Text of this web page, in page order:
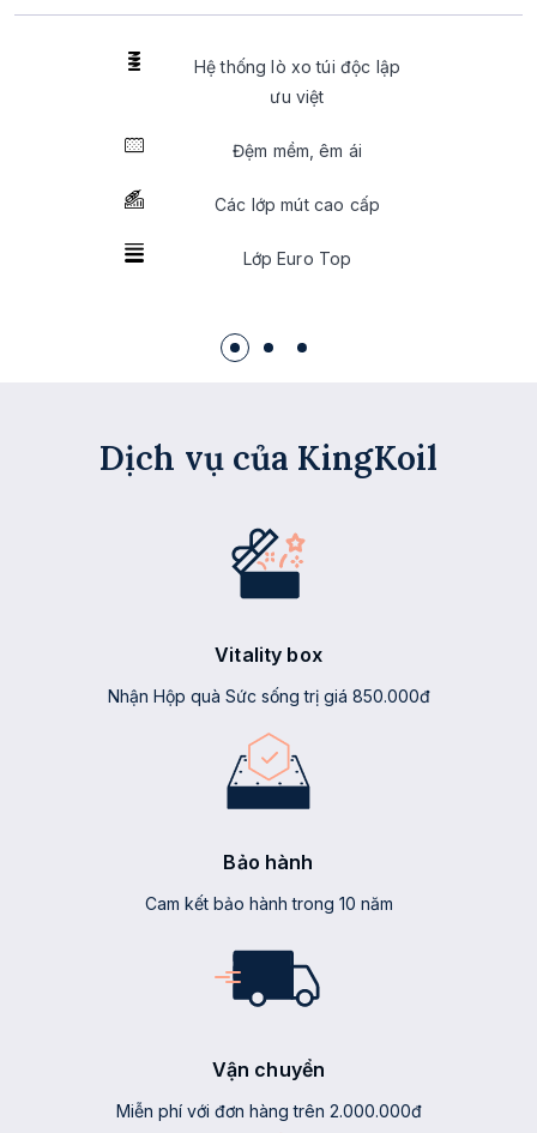
Hệ thống lò xo túi độc lập
ưu việt
Đệm mềm, êm ái
Các lớp mút cao cấp
Lớp Euro Top
Dịch vụ của KingKoil
Vitality box
Nhận Hộp quà Sức sống trị giá 850.000đ
Bảo hành
Cam kết bảo hành trong 10 năm
Vận chuyển
Miễn phí với đơn hàng trên 2.000.000đ